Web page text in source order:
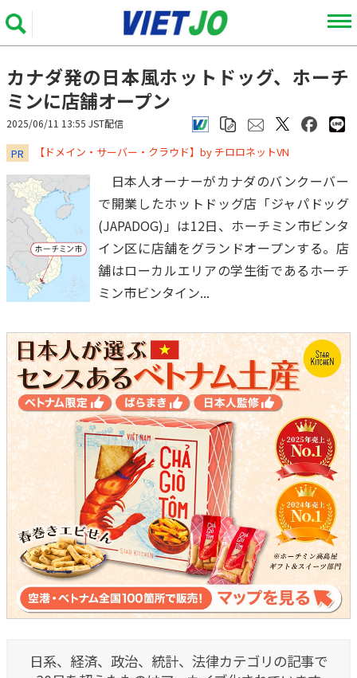
カナダ発の日本風ホットドッグ、ホーチ
ミンに店舗オープン
2025/06/11 13:55 JST配信
PR ​​​​​​​【ドメイン・サーバー・クラウド】by チロロネットVN
日本人オーナーがカナダのバンクーバー
で開業したホットドッグ店「ジャパドッグ
(JAPADOG)」は12日、ホーチミン市ビンタ
イン区に店舗をグランドオープンする。店
舗はローカルエリアの学生街であるホーチ
ミン市ビンタイン...
日系、経済、政治、統計、法律カテゴリの記事で